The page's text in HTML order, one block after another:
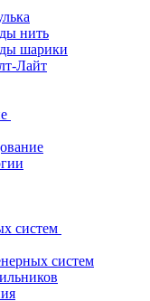
нить
шарики
Лайт
систем
систем